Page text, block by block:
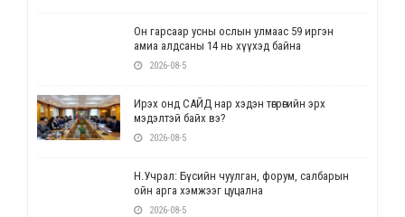
Он гарсаар усны ослын улмаас 59 иргэн
амиа алдсаны 14 нь хүүхэд байна
2026-08-5
Ирэх онд САЙД нар хэдэн төгрөгийн эрх
мэдэлтэй байх вэ?
2026-08-5
Н.Учрал: Бүсийн чуулган, форум, салбарын
ойн арга хэмжээг цуцална
2026-08-5